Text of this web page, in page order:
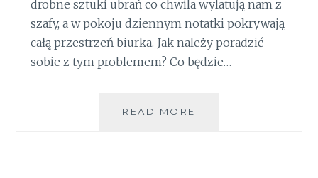
drobne sztuki ubrań co chwila wylatują nam z
szafy, a w pokoju dziennym notatki pokrywają
całą przestrzeń biurka. Jak należy poradzić
sobie z tym problemem? Co będzie…
READ MORE